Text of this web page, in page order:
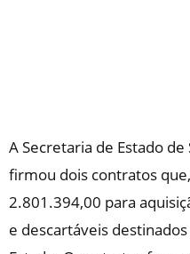
A Secretaria de Estado de
firmou dois contratos
2.801.394,00 para
e descartáveis